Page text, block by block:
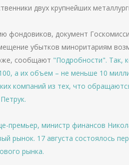
двух крупнейших
фондовиков, документ
убытков миноритариям
сообщают "Подробности". Так,
а их объем – не меньше 10
компаний из тех, что
премьер, министр финансов
рынок. 17 августа состоялось
рынка.